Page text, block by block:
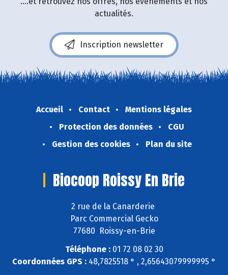
actualités.
Inscription newsletter
Accueil Contact
Mentions légales
Protection des données
CGU
Gestion des cookies
Plan du site
Biocoop Roissy En Brie
2 rue de la Canarderie
Parc Commercial Gecko
77680 Roissy-en-Brie
Téléphone :01 72 08 02 30
Coordonnées GPS : 48,7825518 ° , 2,65643079999995 °